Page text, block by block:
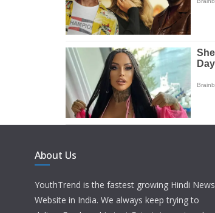
About Us
YouthTrend is the fastest growing Hindi News
Website in India. We always keep trying to